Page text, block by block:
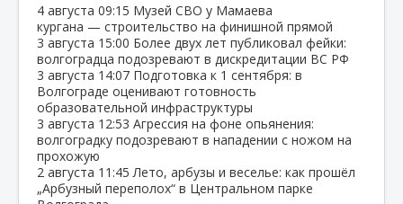
4 августа 09:15 Музей СВО у Мамаева
кургана — строительство на финишной прямой
3 августа 15:00 Более двух лет публиковал фейки:
волгоградца подозревают в дискредитации ВС РФ
3 августа 14:07 Подготовка к 1 сентября: в
Волгограде оценивают готовность
образовательной инфраструктуры
3 августа 12:53 Агрессия на фоне опьянения:
волгоградку подозревают в нападении с ножом на
прохожую
2 августа 11:45 Лето, арбузы и веселье: как прошёл
„Арбузный переполох“ в Центральном парке